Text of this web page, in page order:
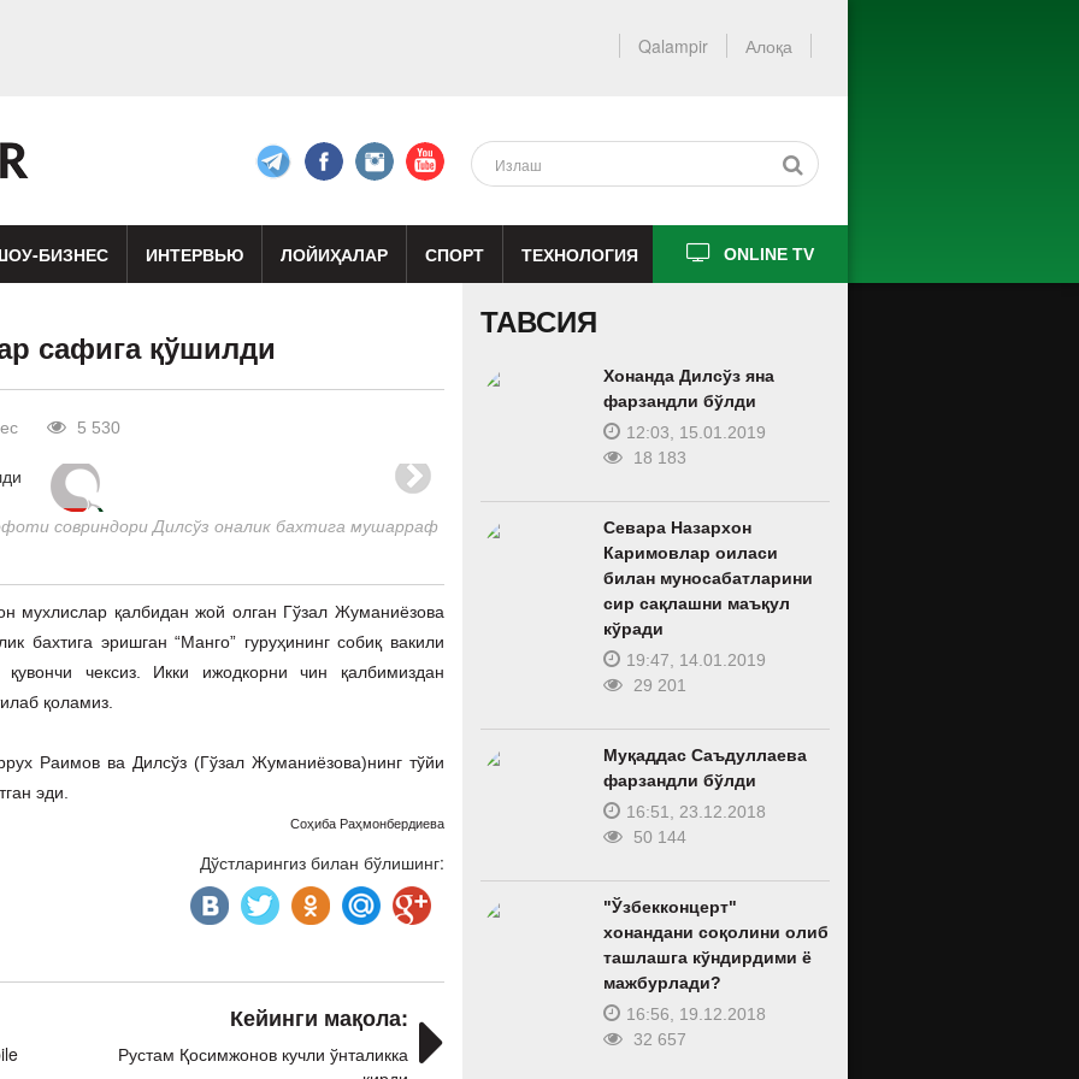
Алоқа
Qalampir
БИЗНЕС ИНТЕРВЬЮ ЛОЙИҲАЛАР СПОРТ ТЕХНОЛОГИЯ ONLINE TV
сафига қўшилди
5 530
совриндори Дилсўз оналик бахтига мушарраф
мухлислар қалбидан жой олган Гўзал Жуманиёзова
бахтига эришган “Манго” гуруҳининг собиқ вакили
чексиз. Икки ижодкорни чин қалбимиздан
қоламиз.
Раимов ва Дилсўз (Гўзал Жуманиёзова)нинг тўйи
эди.
Соҳиба Раҳмонбердиева
Дўстларингиз билан бўлишинг:
Кейинги мақола:
Рустам Қосимжонов кучли ўнталикка
ТАВСИЯ
Хонанда Дилсўз яна
фарзандли бўлди
12:03, 15.01.2019
18 183
Севара Назархон
Каримовлар оиласи
билан муносабатларини
сир сақлашни маъқул
кўради
19:47, 14.01.2019
29 201
Муқаддас Саъдуллаева
фарзандли бўлди
16:51, 23.12.2018
50 144
"Ўзбекконцерт"
хонандани соқолини олиб
ташлашга кўндирдими ё
мажбурлади?
16:56, 19.12.2018
32 657